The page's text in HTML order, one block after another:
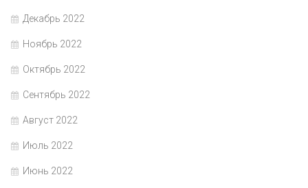
Декабрь 2022
Ноябрь 2022
Октябрь 2022
Сентябрь 2022
Август 2022
Июль 2022
Июнь 2022